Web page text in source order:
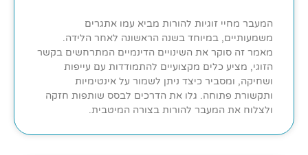
המעבר מחיי זוגיות להורות מביא עמו אתגרים
משמעותיים, במיוחד בשנה הראשונה לאחר הלידה.
מאמר זה סוקר את השינויים הדינמיים המתרחשים בקשר
הזוגי, מציע כלים מקצועיים להתמודדות עם עייפות
ושחיקה, ומסביר כיצד ניתן לשמור על אינטימיות
ותקשורת פתוחה. גלו את הדרכים לבסס שותפות חזקה
ולצלוח את המעבר להורות בצורה המיטבית.